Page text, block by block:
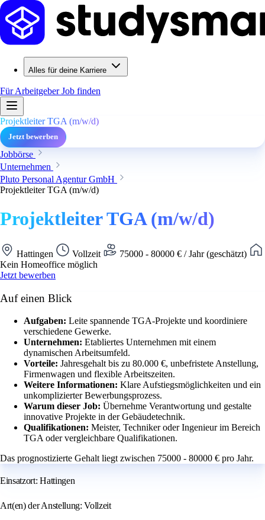
Alles für deine Karriere
Für ArbeitgeberJob finden
Projektleiter TGA (m/w/d)
Jetzt bewerben
Jobbörse
Unternehmen
Pluto Personal Agentur GmbH
Projektleiter TGA (m/w/d)
Projektleiter TGA (m/w/d)
Hattingen Vollzeit
75000 - 80000 € / Jahr (geschätzt)
Kein Homeoffice möglich
Jetzt bewerben
Auf einen Blick
Aufgaben: Leite spannende TGA-Projekte und koordiniere
verschiedene Gewerke.
Unternehmen: Etabliertes Unternehmen mit einem
dynamischen Arbeitsumfeld.
Vorteile: Jahresgehalt bis zu 80.000 €, unbefristete Anstellung,
Firmenwagen und flexible Arbeitszeiten.
Weitere Informationen: Klare Aufstiegsmöglichkeiten und ein
unkomplizierter Bewerbungsprozess.
Warum dieser Job: Übernehme Verantwortung und gestalte
innovative Projekte in der Gebäudetechnik.
Qualifikationen: Meister, Techniker oder Ingenieur im Bereich
TGA oder vergleichbare Qualifikationen.
Das prognostizierte Gehalt liegt zwischen 75000 - 80000 € pro Jahr.
Einsatzort: Hattingen
Art(en) der Anstellung: Vollzeit